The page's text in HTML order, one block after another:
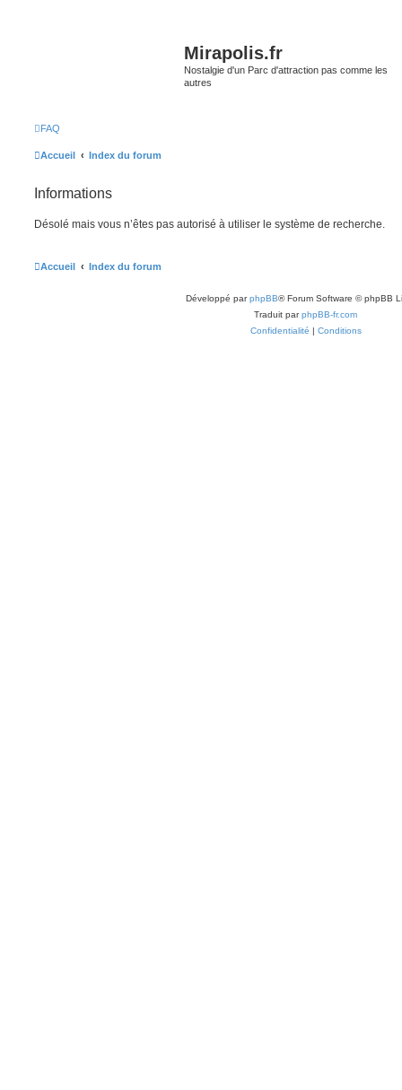
Mirapolis.fr
Nostalgie d'un Parc d'attraction pas comme les
autres
FAQ
Accueil Index du forum
Informations
Désolé mais vous n’êtes pas autorisé à utiliser le système de recherche.
Accueil Index du forum
Développé parphpBB® Forum Software © phpBB
Traduit parphpBB-fr.com
Confidentialité | Conditions